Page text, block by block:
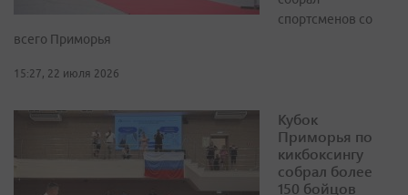
спортсменов со
всего Приморья
15:27, 22 июля 2026
Кубок
Приморья по
кикбоксингу
собрал более
150 бойцов